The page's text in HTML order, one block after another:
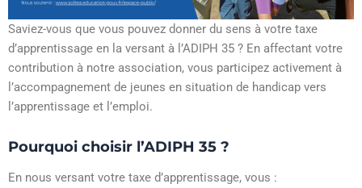
Saviez-vous que vous pouvez donner du sens à votre taxe
d’apprentissage en la versant à l’ADIPH 35 ? En affectant votre
contribution à notre association, vous participez activement à
l’accompagnement de jeunes en situation de handicap vers
l’apprentissage et l’emploi.
Pourquoi choisir l’ADIPH 35 ?
En nous versant votre taxe d’apprentissage, vous :